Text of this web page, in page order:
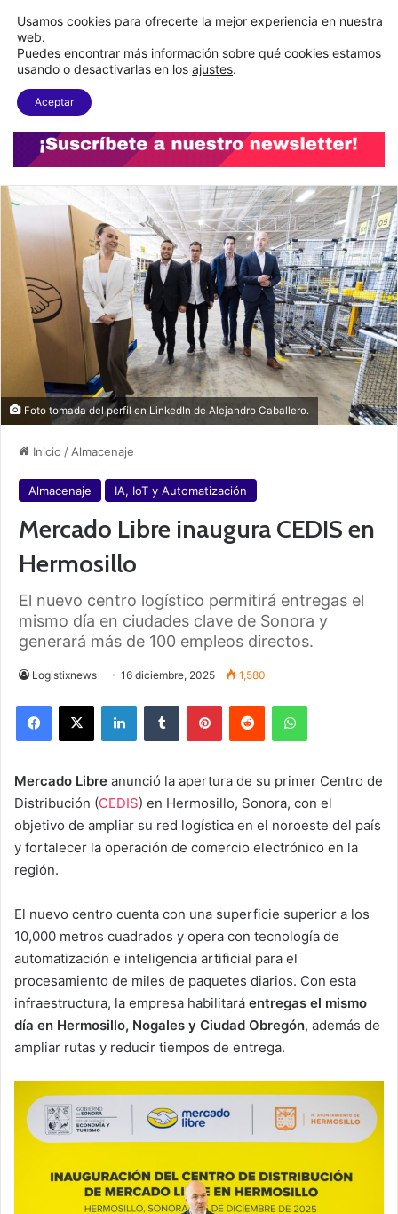
C&A México completa la implementación de su WMS en la nube
Menu
Foto tomada del perfil en LinkedIn de Alejandro Caballero.
Inicio / Almacenaje
Almacenaje IA, IoT y Automatización
Mercado Libre inaugura CEDIS en
Hermosillo
El nuevo centro logístico permitirá entregas el
mismo día en ciudades clave de Sonora y
generará más de 100 empleos directos.
Logistixnews 16 diciembre, 2025 1,580
Mercado Libre anunció la apertura de su primer Centro de
Distribución (CEDIS) en Hermosillo, Sonora, con el
objetivo de ampliar su red logística en el noroeste del país
y fortalecer la operación de comercio electrónico en la
región.
El nuevo centro cuenta con una superficie superior a los
10,000 metros cuadrados y opera con tecnología de
automatización e inteligencia artificial para el
procesamiento de miles de paquetes diarios. Con esta
infraestructura, la empresa habilitará entregas el mismo
día en Hermosillo, Nogales y Ciudad Obregón, además de
ampliar rutas y reducir tiempos de entrega.
Usamos cookies para ofrecerte la mejor experiencia en nuestra
web.
Puedes encontrar más información sobre qué cookies estamos
usando o desactivarlas en los ajustes.
Aceptar